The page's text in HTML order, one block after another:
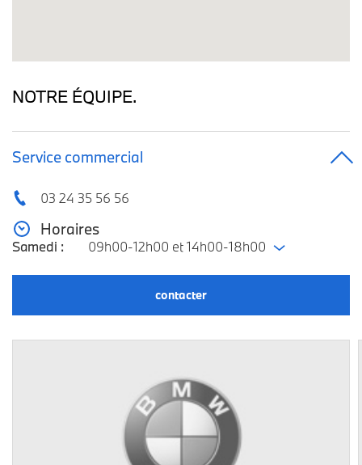
NOTRE ÉQUIPE.
Service commercial
03 24 35 56 56
Horaires
Samedi : 09h00-12h00 et 14h00-18h00
contacter